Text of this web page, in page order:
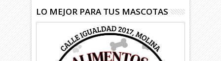
LO MEJOR PARA TUS MASCOTAS